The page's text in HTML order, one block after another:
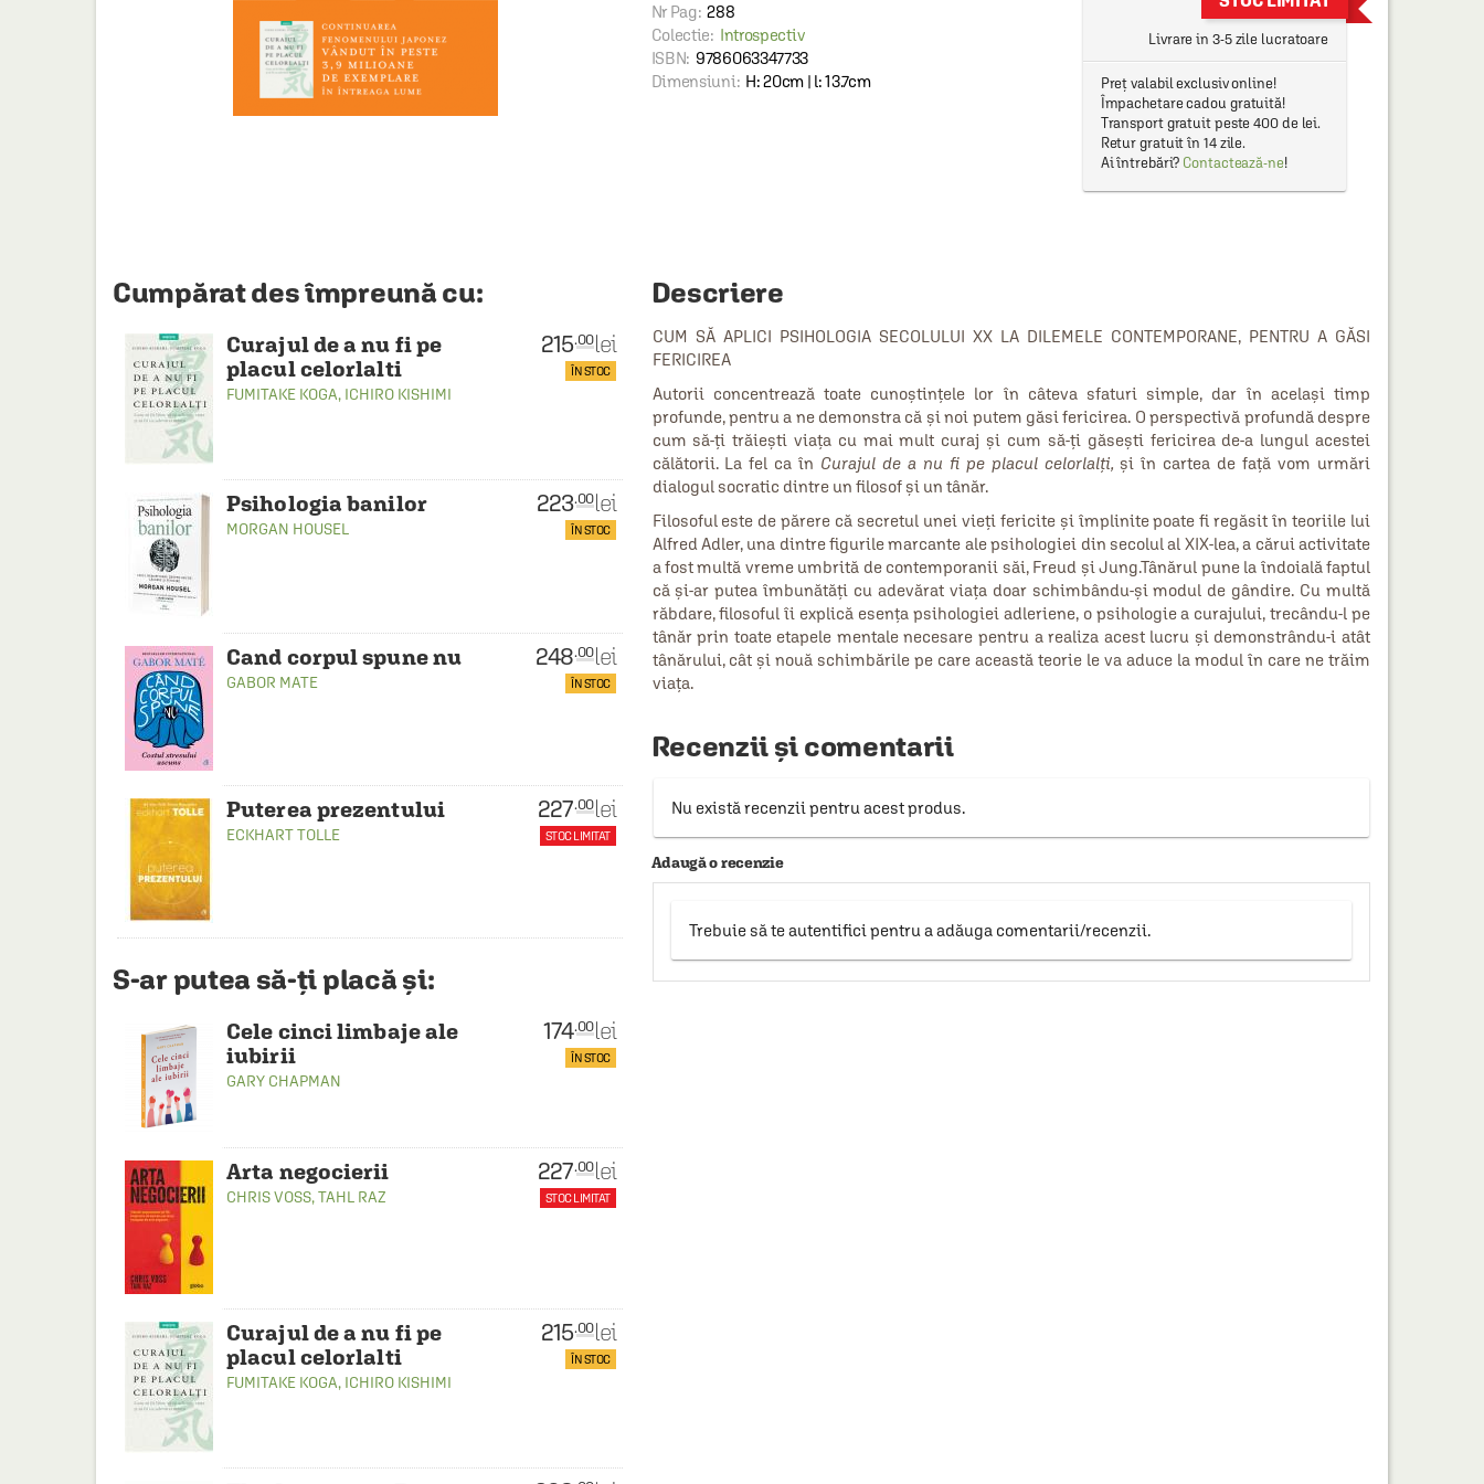
JOCURI SI JUCARII
PROMOȚII ȘI SELECȚII
Nr Pag: 288
Colectie: Introspectiv
ISBN: 9786063347733
Dimensiuni: H: 20cm | l: 13.7cm
Livrare in 3-5 zile lucratoare
Preț valabil exclusiv online!
Împachetare cadou gratuită!
Transport gratuit peste 400 de lei.
Retur gratuit în 14 zile.
Ai întrebări? Contactează-ne!
Cumpărat des împreună cu:
Curajul de a nu fi pe
placul celorlalti
FUMITAKE KOGA, ICHIRO KISHIMI
215.00lei
ÎN STOC
Psihologia banilor
MORGAN HOUSEL
223.00lei
ÎN STOC
Cand corpul spune nu
GABOR MATE
248.00lei
ÎN STOC
Puterea prezentului
ECKHART TOLLE
227.00lei
STOC LIMITAT
S-ar putea să-ți placă și:
Cele cinci limbaje ale
iubirii
GARY CHAPMAN
174.00lei
ÎN STOC
Arta negocierii
CHRIS VOSS,TAHL RAZ
227.00lei
STOC LIMITAT
Curajul de a nu fi pe
placul celorlalti
FUMITAKE KOGA, ICHIRO KISHIMI
215.00lei
ÎN STOC
Descriere
CUM SĂ APLICI PSIHOLOGIA SECOLULUI XX LA DILEMELE CONTEMPORANE, PENTRU A GĂSI
FERICIREA
Autorii concentrează toate cunoștințele lor în câteva sfaturi simple, dar în același timp
profunde, pentru a ne demonstra că și noi putem găsi fericirea. O perspectivă profundă despre
cum să‑ți trăiești viața cu mai mult curaj și cum să‑ți găsești fericirea de‑a lungul acestei
călătorii. La fel ca în Curajul de a nu fi pe placul celorlalți, și în cartea de față vom urmări
dialogul socratic dintre un filosof și un tânăr.
Filosoful este de părere că secretul unei vieți fericite și împlinite poate fi regăsit în teoriile lui
Alfred Adler, una dintre figurile marcante ale psihologiei din secolul al XIX‑lea, a cărui activitate
a fost multă vreme umbrită de contemporanii săi, Freud și Jung.Tânărul pune la îndoială faptul
că și‑ar putea îmbunătăți cu adevărat viața doar schimbându‑și modul de gândire. Cu multă
răbdare, filosoful îi explică esența psihologiei adleriene, o psihologie a curajului, trecându‑l pe
tânăr prin toate etapele mentale necesare pentru a realiza acest lucru și demonstrându‑i atât
tânărului, cât și nouă schimbările pe care această teorie le va aduce la modul în care ne trăim
viața.
Recenzii și comentarii
Nu există recenzii pentru acest produs.
Adaugă o recenzie
Trebuie să te autentifici pentru a adăuga comentarii/recenzii.